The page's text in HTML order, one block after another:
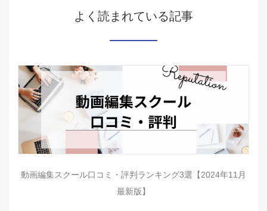
よく読まれている記事
動画編集スクール口コミ・評判ランキング3選【2024年11月
最新版】